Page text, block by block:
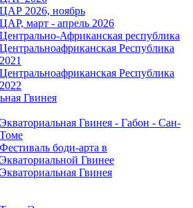
ЦАР 2026, ноябрь
ЦАР, март - апрель 2026
Центрально-Африканская республика
Центральноафриканская Республика
2021
Центральноафриканская Республика
2022
Гвинея
Экваториальная Гвинея - Габон - Сан-
Томе
Фестиваль боди-арта в
Экваториальной Гвинее
Экваториальная Гвинея